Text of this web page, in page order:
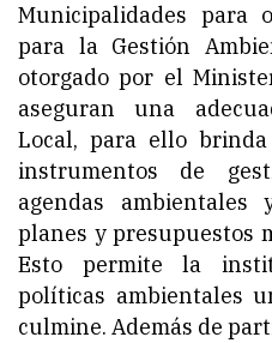
Municipalidades para
para la Gestión
otorgado por el
aseguran una
Local, para ello
instrumentos de
agendas
planes y presupuestos
Esto permite la
políticas ambientales
culmine. Además de